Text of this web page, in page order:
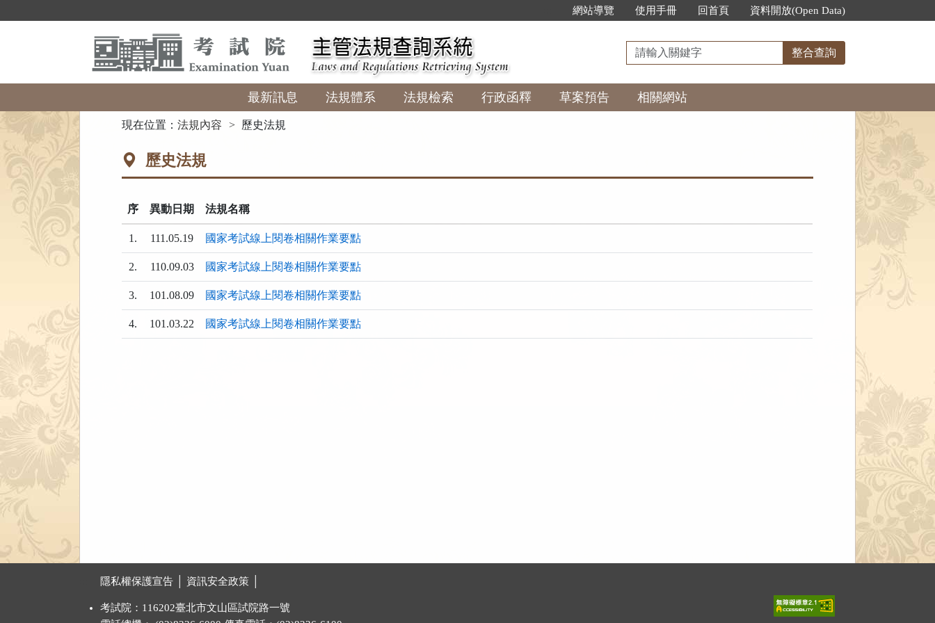
到
網站導覽 使用手冊 回首頁 資料開放(Open Data)
請
輸
入
鍵
整合查詢
最新訊息 法規體系 法規檢索 行政函釋 草案預告 相關網站
現在位置：法規內容 歷史法規
歷史法規
序 異動日期 法規名稱
1. 111.05.19 國家考試線上閱卷相關作業要點
2. 110.09.03 國家考試線上閱卷相關作業要點
3. 101.08.09 國家考試線上閱卷相關作業要點
4. 101.03.22 國家考試線上閱卷相關作業要點
隱私權保護宣告 │ 資訊安全政策 │
考試院：116202臺北市文山區試院路一號